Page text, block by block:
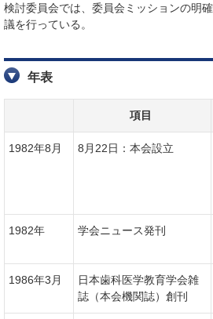
検討委員会では、委員会ミッションの明
議を行っている。
年表
項目
1982年8月 8月22日：本会設立
1982年 学会ニュース発刊
1986年3月
日本歯科医学教育学会雑
誌（本会機関誌）創刊